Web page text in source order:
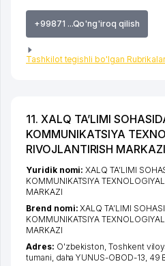
+99871 ...Qo'ng'iroq qilish
Tashkilot tegishli bo'lgan
11. XALQ TA’LIMI
KOMMUNIKATSIYA
RIVOJLANTIRISH MARKAZI
Yuridik nomi:XALQ TA’LIMI
KOMMUNIKATSIYA
MARKAZI
Brend nomi:XALQ TA’LIMI
KOMMUNIKATSIYA
MARKAZI
Adres: O'zbekiston,Toshkent
tumani, daha YUNUS-OBOD-13, 49